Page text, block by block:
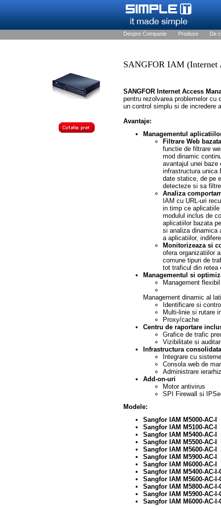
Despre Companie Produse De
SANGFOR IAM (Internet
SANGFOR Internet Access
pentru rezolvarea problemelor cu
un control simplu si de incredere
Avantaje:
Managementul
Filtrare Web
functie de filtrare
mod dinamic
avantajul unei baze
infrastructura unica
date statice, de pe
detecteze si sa
Analiza
IAM cu URL-uri
in timp ce
modulul inclus de
aplicatiilor bazata
si analiza dinamica
a aplicatiilor,
Monitorizeaza si
ofera organizatiilor
comune tipuri de
tot traficul din retea
Managementul si
Management
Management dinamic al
Identificare si
Multi-linie si rutare
Proxy/cache
Centru de raportare
Grafice de trafic
Vizibilitate si
Infrastructura
Integrare cu
Consola web de
Administrare
Add-on-uri
Motor antivirus
SPI Firewall si
Modele:
Sangfor IAM M5000-AC-I
Sangfor IAM M5100-AC-I
Sangfor IAM M5400-AC-I
Sangfor IAM M5500-AC-I
Sangfor IAM M5600-AC-I
Sangfor IAM M5900-AC-I
Sangfor IAM M6000-AC-I
Sangfor IAM M5400-AC-
Sangfor IAM M5600-AC-
Sangfor IAM M5800-AC-
Sangfor IAM M5900-AC-
Sangfor IAM M6000-AC-